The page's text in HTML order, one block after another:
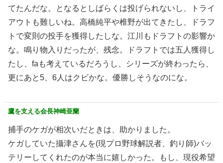
てたんだな。となるとしばらくは投げられないし、トライ
アウトも難しいね。高橋純平や椎野が出てきたし、ドラフ
トで変則の投手を獲得したしな。江川もドラフトの影響か
な。鳴り物入りだったが、残念。ドラフトでは五人獲得し
たし、faも考えているだろうし、シリーズが終わったら、
更にあと5、6人はクビかな。優勝しそうなのにな。
鷹を支える会長神崎亜蘭
捕手のケガが相次いだときは、助かりました。
ケガしていた攝津さんを(現プロ野球解説者、釣り師)バッ
テリーしてくれたのが本当に嬉しかった。もし、現役希望